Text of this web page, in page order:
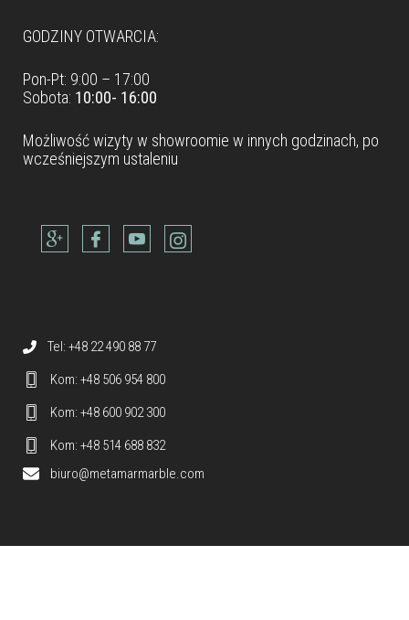
GODZINY OTWARCIA:
Pon-Pt: 9:00 – 17:00
Sobota: 10:00- 16:00
Możliwość wizyty w showroomie w innych godzinach, po
wcześniejszym ustaleniu
Tel: +48 22 490 88 77
Kom: +48 506 954 800
Kom: +48 600 902 300
Kom: +48 514 688 832
biuro@metamarmarble.com